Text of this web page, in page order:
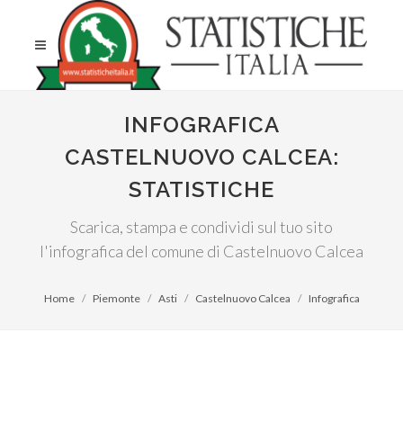
INFOGRAFICA
CASTELNUOVO CALCEA:
STATISTICHE
Scarica, stampa e condividi sul tuo sito
l'infografica del comune di Castelnuovo Calcea
Home Piemonte Asti Castelnuovo Calcea Infografica